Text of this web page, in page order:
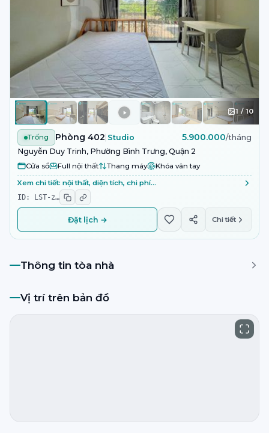
1 / 10
Trống Phòng 402 Studio 5.900.000/tháng
Nguyễn Duy Trinh, Phường Bình Trưng, Quận 2
Cửa sổ Full nội thất Thang máy Khóa vân tay
Xem chi tiết: nội thất, diện tích, chi phí…
ID: LST-z…
Đặt lịch → Chi tiết
Thông tin tòa nhà
Vị trí trên bản đồ